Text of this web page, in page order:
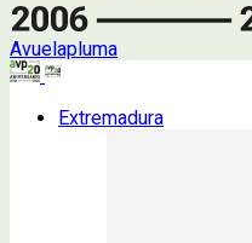
Avuelapluma
Extremadura